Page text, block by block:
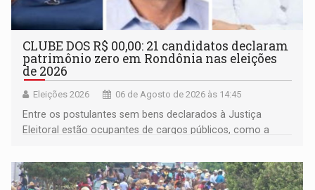
CLUBE DOS R$ 00,00: 21 candidatos declaram
patrimônio zero em Rondônia nas eleições
de 2026
Eleições 2026 06 de Agosto de 2026 às 14:45
Entre os postulantes sem bens declarados à Justiça
Eleitoral estão ocupantes de cargos públicos, como a
Pedro Geovar (PP) e a vice-prefeita Magna dos Anjos
(NOVO)